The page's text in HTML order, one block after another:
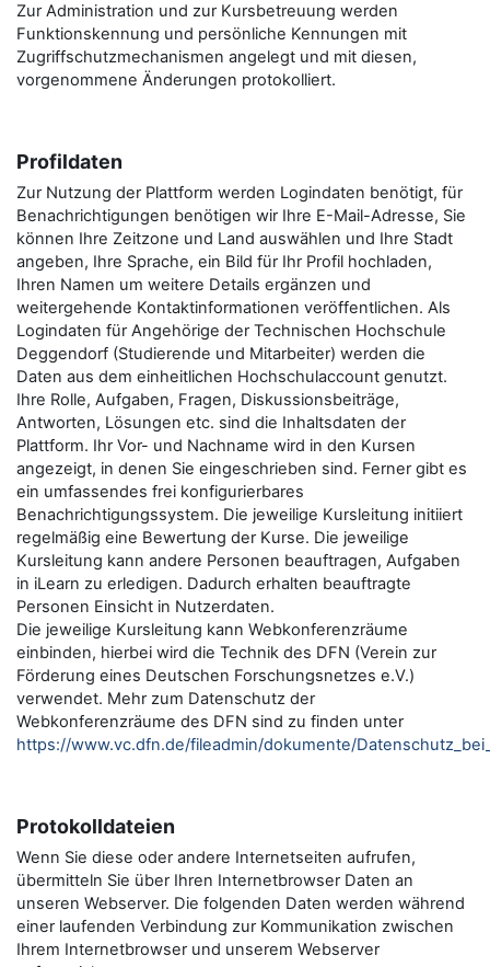
Zur Administration und zur Kursbetreuung werden
Funktionskennung und persönliche Kennungen mit
Zugriffschutzmechanismen angelegt und mit diesen,
vorgenommene Änderungen protokolliert.
Profildaten
Zur Nutzung der Plattform werden Logindaten benötigt, für
Benachrichtigungen benötigen wir Ihre E-Mail-Adresse, Sie
können Ihre Zeitzone und Land auswählen und Ihre Stadt
angeben, Ihre Sprache, ein Bild für Ihr Profil hochladen,
Ihren Namen um weitere Details ergänzen und
weitergehende Kontaktinformationen veröffentlichen. Als
Logindaten für Angehörige der Technischen Hochschule
Deggendorf (Studierende und Mitarbeiter) werden die
Daten aus dem einheitlichen Hochschulaccount genutzt.
Ihre Rolle, Aufgaben, Fragen, Diskussionsbeiträge,
Antworten, Lösungen etc. sind die Inhaltsdaten der
Plattform. Ihr Vor- und Nachname wird in den Kursen
angezeigt, in denen Sie eingeschrieben sind. Ferner gibt es
ein umfassendes frei konfigurierbares
Benachrichtigungssystem. Die jeweilige Kursleitung initiiert
regelmäßig eine Bewertung der Kurse. Die jeweilige
Kursleitung kann andere Personen beauftragen, Aufgaben
in iLearn zu erledigen. Dadurch erhalten beauftragte
Personen Einsicht in Nutzerdaten.
Die jeweilige Kursleitung kann Webkonferenzräume
einbinden, hierbei wird die Technik des DFN (Verein zur
Förderung eines Deutschen Forschungsnetzes e.V.)
verwendet. Mehr zum Datenschutz der
Webkonferenzräume des DFN sind zu finden unter
https://www.vc.dfn.de/fileadmin/dokumente/
Protokolldateien
Wenn Sie diese oder andere Internetseiten aufrufen,
übermitteln Sie über Ihren Internetbrowser Daten an
unseren Webserver. Die folgenden Daten werden während
einer laufenden Verbindung zur Kommunikation zwischen
Ihrem Internetbrowser und unserem Webserver